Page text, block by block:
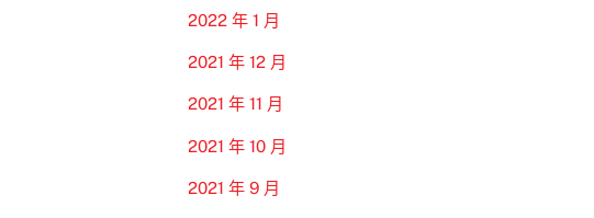
2022 年 1 月
2021 年 12 月
2021 年 11 月
2021 年 10 月
2021 年 9 月